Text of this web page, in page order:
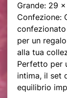
Grande: 29
Confezione:
per un
alla tua
Perfetto per
intima, il set
equilibrio